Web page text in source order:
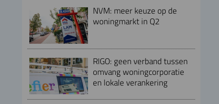
NVM: meer keuze op de
woningmarkt in Q2
RIGO: geen verband tussen
omvang woningcorporatie
en lokale verankering